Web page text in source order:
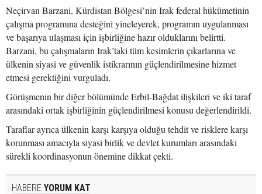
Neçirvan Barzani, Kürdistan Bölgesi’nin Irak federal hükümetinin
çalışma programına desteğini yineleyerek, programın uygulanması
ve başarıya ulaşması için işbirliğine hazır olduklarını belirtti.
Barzani, bu çalışmaların Irak’taki tüm kesimlerin çıkarlarına ve
ülkenin siyasi ve güvenlik istikrarının güçlendirilmesine hizmet
etmesi gerektiğini vurguladı.
Görüşmenin bir diğer bölümünde Erbil-Bağdat ilişkileri ve iki taraf
arasındaki ortak işbirliğinin güçlendirilmesi konusu değerlendirildi.
Taraflar ayrıca ülkenin karşı karşıya olduğu tehdit ve risklere karşı
korunması amacıyla siyasi birlik ve devlet kurumları arasındaki
sürekli koordinasyonun önemine dikkat çekti.
HABERE YORUM KAT